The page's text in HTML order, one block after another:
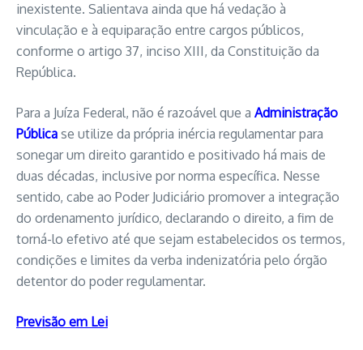
inexistente. Salientava ainda que há vedação à
vinculação e à equiparação entre cargos públicos,
conforme o artigo 37, inciso XIII, da Constituição da
República.
Para a Juíza Federal, não é razoável que a Administração
Pública se utilize da própria inércia regulamentar para
sonegar um direito garantido e positivado há mais de
duas décadas, inclusive por norma específica. Nesse
sentido, cabe ao Poder Judiciário promover a integração
do ordenamento jurídico, declarando o direito, a fim de
torná-lo efetivo até que sejam estabelecidos os termos,
condições e limites da verba indenizatória pelo órgão
detentor do poder regulamentar.
Previsão em Lei